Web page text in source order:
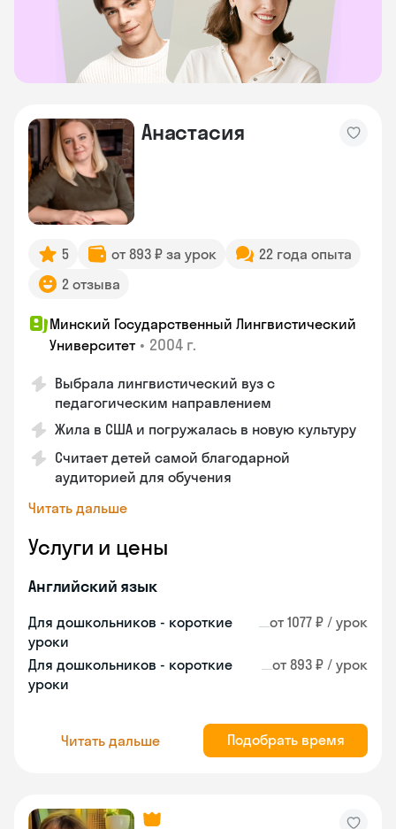
Анастасия
5 от 893 ₽ за урок
22 года опыта
2 отзыва
Минский Государственный Лингвистический
Университет • 2004 г.
Выбрала лингвистический вуз с
педагогическим направлением
Жила в США и погружалась в новую культуру
Считает детей самой благодарной
аудиторией для обучения
Читать дальше
Услуги и цены
Английский язык
Для дошкольников - короткие
уроки
от 1077 ₽ / урок
Для дошкольников - короткие
уроки
от 893 ₽ / урок
Читать дальше Подобрать время